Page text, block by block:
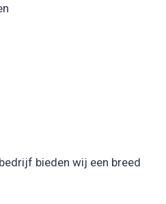
bieden wij een breed